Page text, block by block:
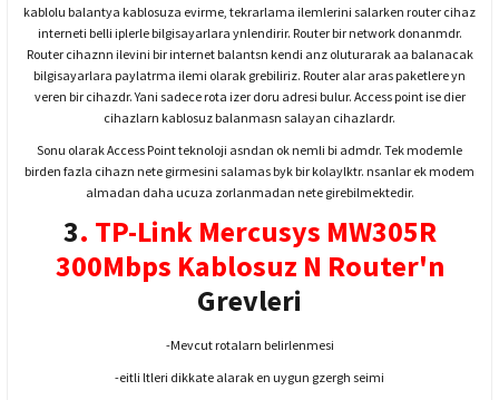
kablolu balantya kablosuza evirme, tekrarlama ilemlerini salarken router cihaz
interneti belli iplerle bilgisayarlara ynlendirir. Router bir network donanmdr.
Router cihaznn ilevini bir internet balantsn kendi anz oluturarak aa balanacak
bilgisayarlara paylatrma ilemi olarak grebiliriz. Router alar aras paketlere yn
veren bir cihazdr. Yani sadece rota izer doru adresi bulur. Access point ise dier
cihazlarn kablosuz balanmasn salayan cihazlardr.
Sonu olarak Access Point teknoloji asndan ok nemli bi admdr. Tek modemle
birden fazla cihazn nete girmesini salamas byk bir kolaylktr. nsanlar ek modem
almadan daha ucuza zorlanmadan nete girebilmektedir.
3. TP-Link Mercusys MW305R
300Mbps Kablosuz N Router'n
Grevleri
-Mevcut rotalarn belirlenmesi
-eitli ltleri dikkate alarak en uygun gzergh seimi